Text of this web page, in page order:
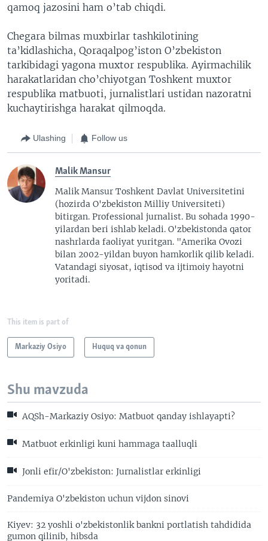
qamoq jazosini ham o’tab chiqdi.
Chegara bilmas muxbirlar tashkilotining
ta’kidlashicha, Qoraqalpog’iston O’zbekiston
tarkibidagi yagona muxtor respublika. Ayirmachilik
harakatlaridan cho’chiyotgan Toshkent muxtor
respublika matbuoti, jurnalistlari ustidan nazoratni
kuchaytirishga harakat qilmoqda.
Ulashing Follow us
Malik Mansur
Malik Mansur Toshkent Davlat Universitetini
(hozirda O'zbekiston Milliy Universiteti)
bitirgan. Professional jurnalist. Bu sohada 1990-
yilardan beri ishlab keladi. O'zbekistonda qator
nashrlarda faoliyat yuritgan. "Amerika Ovozi
bilan 2002-yildan buyon hamkorlik qilib keladi.
Vatandagi siyosat, iqtisod va ijtimoiy hayotni
yoritadi.
This item is part of
Markaziy Osiyo Huquq va qonun
Shu mavzuda
AQSh-Markaziy Osiyo: Matbuot qanday ishlayapti?
Matbuot erkinligi kuni hammaga taalluqli
Jonli efir/O'zbekiston: Jurnalistlar erkinligi
Pandemiya O'zbekiston uchun vijdon sinovi
Kiyev: 32 yoshli o'zbekistonlik bankni portlatish tahdidida
gumon qilinib, hibsda